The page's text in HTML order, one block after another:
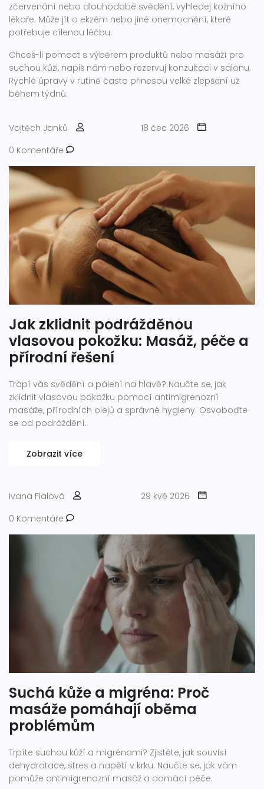
zčervenání nebo dlouhodobé svědění, vyhledej kožního
lékaře. Může jít o ekzém nebo jiné onemocnění, které
potřebuje cílenou léčbu.
Chceš-li pomoct s výběrem produktů nebo masáží pro
suchou kůži, napiš nám nebo rezervuj konzultaci v salonu.
Rychlé úpravy v rutině často přinesou velké zlepšení už
během týdnů.
Vojtěch Janků
18 čec 2026
0 Komentáře
Jak zklidnit podrážděnou
vlasovou pokožku: Masáž, péče a
přírodní řešení
Trápí vás svědění a pálení na hlavě? Naučte se, jak
zklidnit vlasovou pokožku pomocí antimigrenozní
masáže, přírodních olejů a správné hygieny. Osvoboďte
se od podráždění.
Zobrazit více
Ivana Fialová
29 kvě 2026
0 Komentáře
Suchá kůže a migréna: Proč
masáže pomáhají oběma
problémům
Trpíte suchou kůží a migrénami? Zjistěte, jak souvisí
dehydratace, stres a napětí v krku. Naučte se, jak vám
pomůže antimigrenozní masáž a domácí péče.